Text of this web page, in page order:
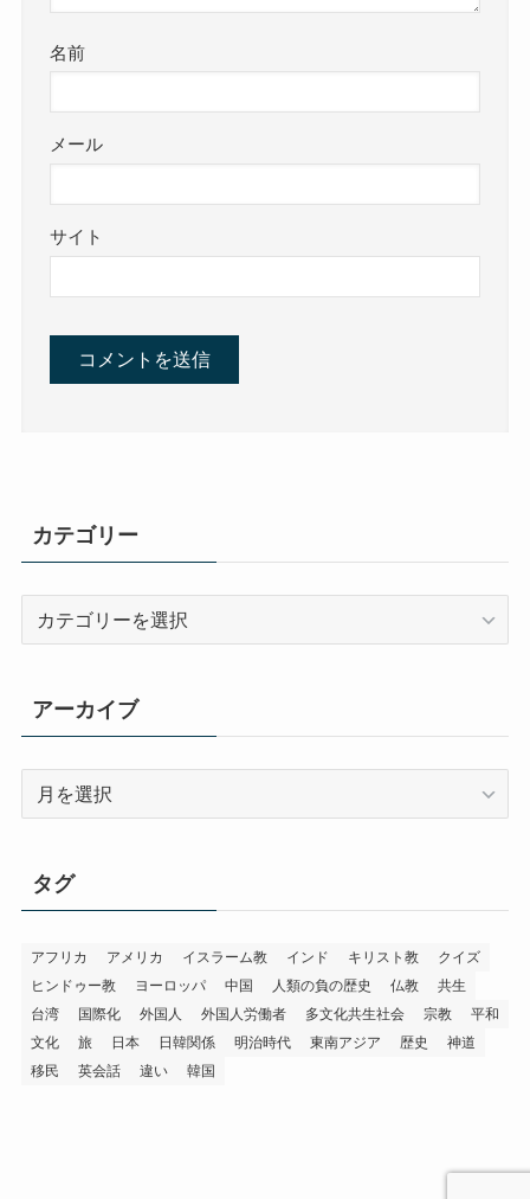
名前
メール
サイト
カテゴリー
リ
ー
アーカイブ
ブ
タグ
アフリカ アメリカ イスラーム教 インド キリスト教
クイズ
ヒンドゥー教
ヨーロッパ 中国 人類の負の歴史 仏教
共生
台湾
国際化 外国人 外国人労働者 多文化共生社会 宗教
平和
文化
旅 日本 日韓関係 明治時代 東南アジア 歴史
神道
移民
英会話 違い 韓国